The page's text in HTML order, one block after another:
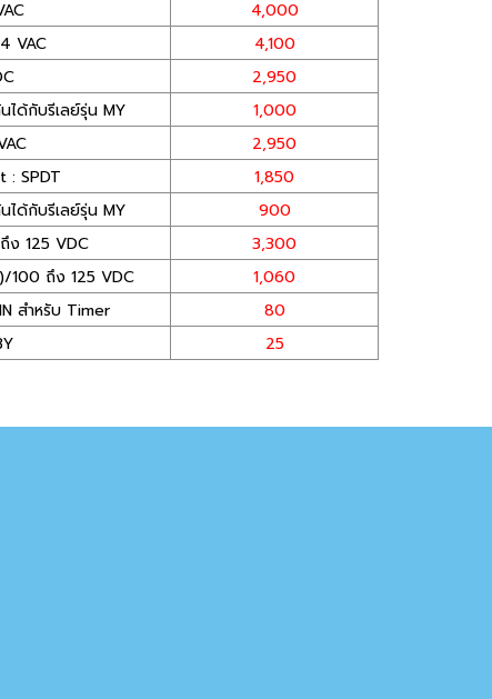
4,000
VAC
4,100
2,950
ได้กับรีเลย์รุ่น MY
1,000
2,950
: SPDT
1,850
ได้กับรีเลย์รุ่น MY
900
125 VDC
3,300
ถึง 125 VDC
1,060
สำหรับ Timer
80
25